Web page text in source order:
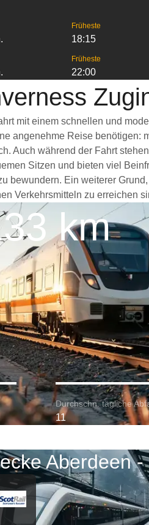
Früheste
18:15
Früheste
22:00
mit einem schnellen und
angenehme Reise
Auch während der Fahrt
Sitzen und bieten viel
Ein weiterer
Verkehrsmitteln zu erreichen
km
Durchschn. tägliche
11
Aberdeen